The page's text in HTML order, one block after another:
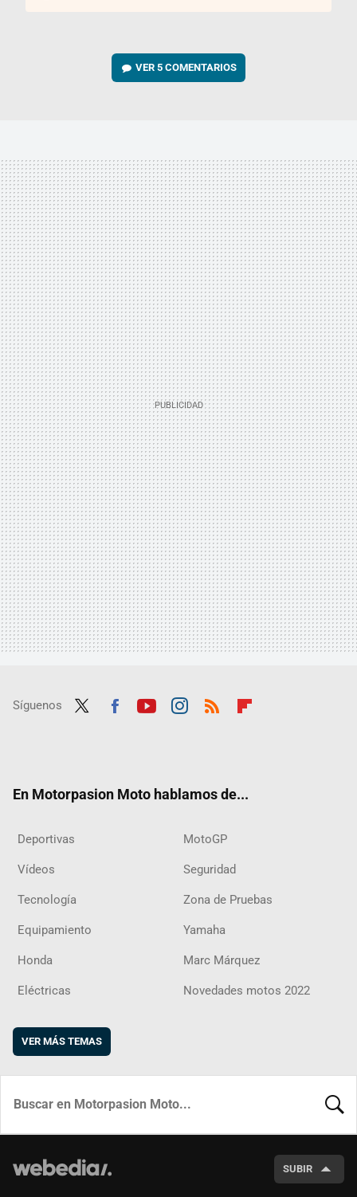
VER5 COMENTARIOS
Síguenos
En Motorpasion Moto hablamos de...
Deportivas MotoGP
Vídeos Seguridad
Tecnología Zona de Pruebas
Equipamiento Yamaha
Honda Marc Márquez
Eléctricas Novedades motos 2022
VER MÁS TEMAS
SUBIR